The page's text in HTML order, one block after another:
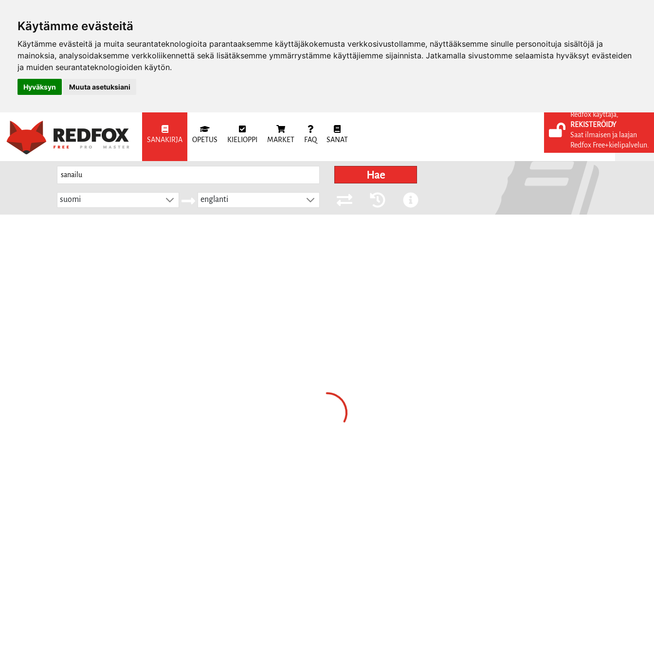
Käytämme evästeitä
Käytämme evästeitä ja muita seurantateknologioita parantaaksemme käyttäjäkokemusta verkkosivustollamme, näyttääksemme sinulle personoituja sisältöjä ja
mainoksia, analysoidaksemme verkkoliikennettä sekä lisätäksemme ymmärrystämme käyttäjiemme sijainnista. Jatkamalla sivustomme selaamista hyväksyt evästeiden
ja muiden seurantateknologioiden käytön.
Hyväksyn Muuta asetuksiani
SANAKIRJA OPETUS KIELIOPPI MARKET FAQ SANAT
KIRJAUDU SISÄÄN
REKISTERÖIDY
Hae
suomi englanti
Redfox käyttäjä,
REKISTERÖIDY
Saat ilmaisen ja laajan
Redfox Free+kielipalvelun.